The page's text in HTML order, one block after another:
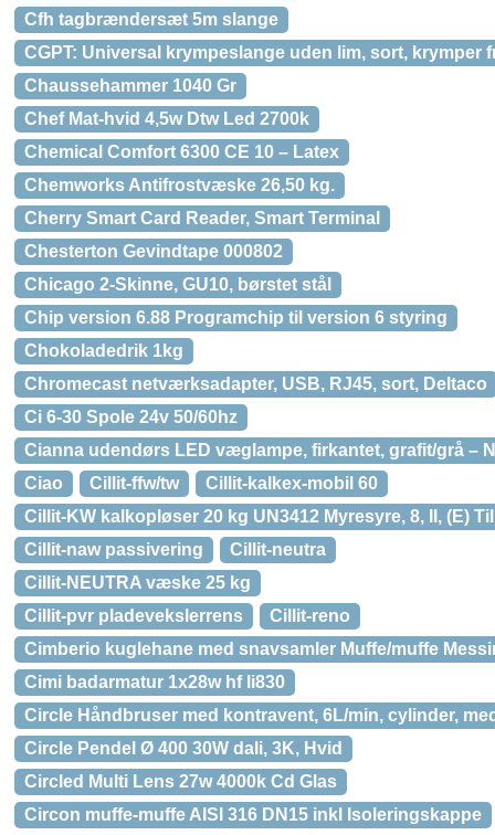
Cfh tagbrændersæt 5m slange
CGPT: Universal krympeslange uden lim, sort, krymper
Chaussehammer 1040 Gr
Chef Mat-hvid 4,5w Dtw Led 2700k
Chemical Comfort 6300 CE 10 – Latex
Chemworks Antifrostvæske 26,50 kg.
Cherry Smart Card Reader, Smart Terminal
Chesterton Gevindtape 000802
Chicago 2-Skinne, GU10, børstet stål
Chip version 6.88 Programchip til version 6 styring
Chokoladedrik 1kg
Chromecast netværksadapter, USB, RJ45, sort, Deltaco
Ci 6-30 Spole 24v 50/60hz
Cianna udendørs LED væglampe, firkantet, grafit/grå –
Ciao
Cillit-ffw/tw
Cillit-kalkex-mobil 60
Cillit-KW kalkopløser 20 kg UN3412 Myresyre, 8, II, (E)
Cillit-naw passivering
Cillit-neutra
Cillit-NEUTRA væske 25 kg
Cillit-pvr pladevekslerrens
Cillit-reno
Cimberio kuglehane med snavsamler Muffe/muffe
Cimi badarmatur 1x28w hf li830
Circle Håndbruser med kontravent, 6L/min, cylinder,
Circle Pendel Ø 400 30W dali, 3K, Hvid
Circled Multi Lens 27w 4000k Cd Glas
Circon muffe-muffe AISI 316 DN15 inkl Isoleringskappe